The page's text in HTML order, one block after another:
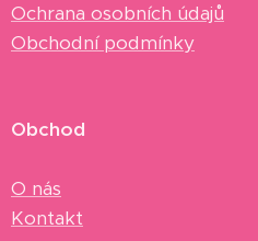
Ochrana osobních údajů
Obchodní podmínky
Obchod
O nás
Kontakt